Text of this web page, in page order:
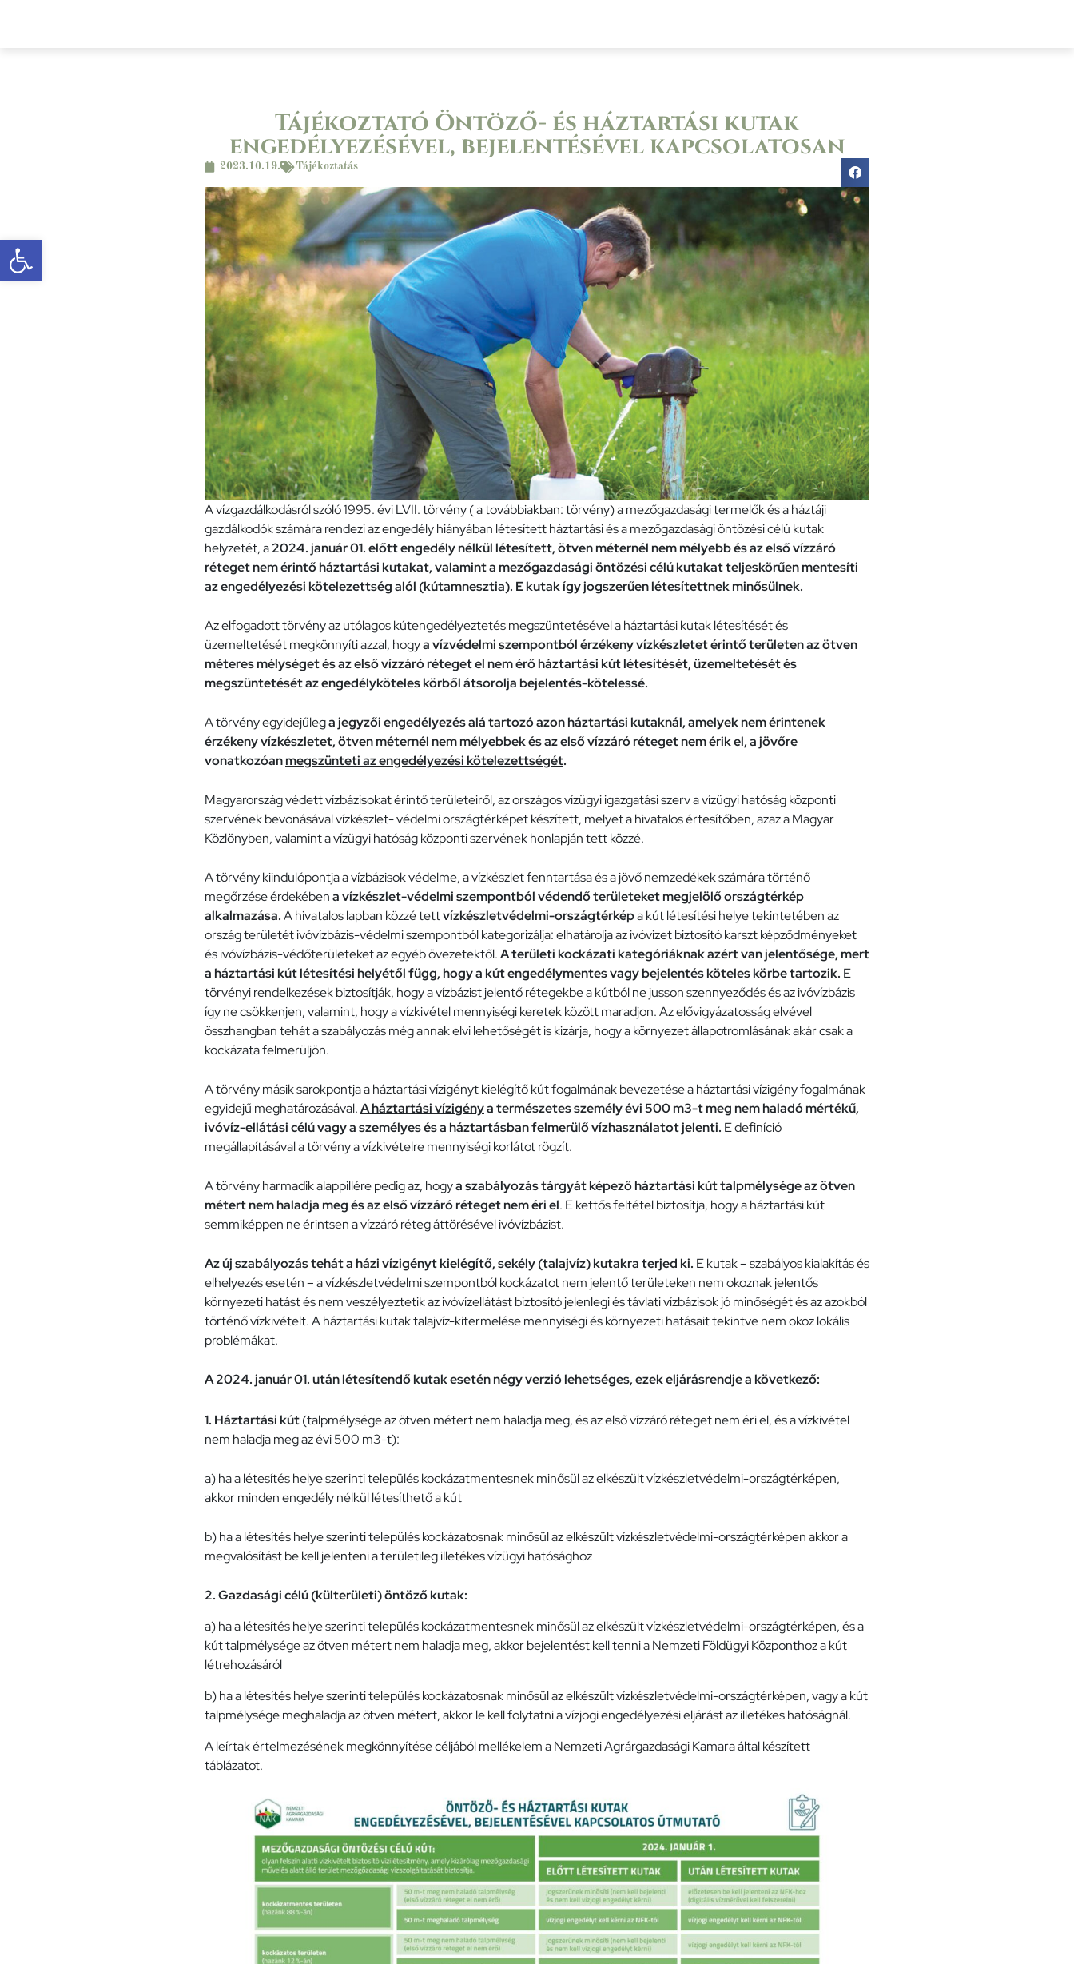
Eszköztár megnyitása
Tájékoztató Öntöző- és háztartási kutak
engedélyezésével, bejelentésével kapcsolatosan
2023.10.19. Tájékoztatás
A vízgazdálkodásról szóló 1995. évi LVII. törvény ( a továbbiakban: törvény) a mezőgazdasági termelők és a háztáji
gazdálkodók számára rendezi az engedély hiányában létesített háztartási és a mezőgazdasági öntözési célú kutak
helyzetét, a2024. január 01. előtt engedély nélkül létesített, ötven méternél nem mélyebb és az első vízzáró
réteget nem érintő háztartási kutakat, valamint a mezőgazdasági öntözési célú kutakat teljeskörűen mentesíti
az engedélyezési kötelezettség alól (kútamnesztia). E kutak ígyjogszerűen létesítettnek minősülnek.
Az elfogadott törvény az utólagos kútengedélyeztetés megszüntetésével a háztartási kutak létesítését és
üzemeltetését megkönnyíti azzal, hogya vízvédelmi szempontból érzékeny vízkészletet érintő területen az ötven
méteres mélységet és az első vízzáró réteget el nem érő háztartási kút létesítését, üzemeltetését és
megszüntetését az engedélyköteles körből átsorolja bejelentés-kötelessé.
A törvény egyidejűlega jegyzői engedélyezés alá tartozó azon háztartási kutaknál, amelyek nem érintenek
érzékeny vízkészletet, ötven méternél nem mélyebbek és az első vízzáró réteget nem érik el, a jövőre
vonatkozóanmegszünteti az engedélyezési kötelezettségét.
Magyarország védett vízbázisokat érintő területeiről, az országos vízügyi igazgatási szerv a vízügyi hatóság központi
szervének bevonásával vízkészlet- védelmi országtérképet készített, melyet a hivatalos értesítőben, azaz a Magyar
Közlönyben, valamint a vízügyi hatóság központi szervének honlapján tett közzé.
A törvény kiindulópontja a vízbázisok védelme, a vízkészlet fenntartása és a jövő nemzedékek számára történő
megőrzése érdekébena vízkészlet-védelmi szempontból védendő területeket megjelölő országtérkép
alkalmazása.A hivatalos lapban közzé tettvízkészletvédelmi-országtérképa kút létesítési helye tekintetében az
ország területét ivóvízbázis-védelmi szempontból kategorizálja: elhatárolja az ivóvizet biztosító karszt képződményeket
és ivóvízbázis-védőterületeket az egyéb övezetektől.A területi kockázati kategóriáknak azért van jelentősége, mert
a háztartási kút létesítési helyétől függ, hogy a kút engedélymentes vagy bejelentés köteles körbe tartozik. E
törvényi rendelkezések biztosítják, hogy a vízbázist jelentő rétegekbe a kútból ne jusson szennyeződés és az ivóvízbázis
így ne csökkenjen, valamint, hogy a vízkivétel mennyiségi keretek között maradjon. Az elővigyázatosság elvével
összhangban tehát a szabályozás még annak elvi lehetőségét is kizárja, hogy a környezet állapotromlásának akár csak a
kockázata felmerüljön.
A törvény másik sarokpontja a háztartási vízigényt kielégítő kút fogalmának bevezetése a háztartási vízigény fogalmának
egyidejű meghatározásával.A háztartási vízigénya természetes személy évi 500 m3-t meg nem haladó mértékű,
ivóvíz-ellátási célú vagy a személyes és a háztartásban felmerülő vízhasználatot jelenti. E definíció
megállapításával a törvény a vízkivételre mennyiségi korlátot rögzít.
A törvény harmadik alappillére pedig az, hogya szabályozás tárgyát képező háztartási kút talpmélysége az ötven
métert nem haladja meg és az első vízzáró réteget nem éri el. E kettős feltétel biztosítja, hogy a háztartási kút
semmiképpen ne érintsen a vízzáró réteg áttörésével ivóvízbázist.
Az új szabályozás tehát a házi vízigényt kielégítő, sekély (talajvíz) kutakra terjed ki. E kutak – szabályos kialakítás és
elhelyezés esetén – a vízkészletvédelmi szempontból kockázatot nem jelentő területeken nem okoznak jelentős
környezeti hatást és nem veszélyeztetik az ivóvízellátást biztosító jelenlegi és távlati vízbázisok jó minőségét és az azokból
történő vízkivételt. A háztartási kutak talajvíz-kitermelése mennyiségi és környezeti hatásait tekintve nem okoz lokális
problémákat.
A 2024. január 01. után létesítendő kutak esetén négy verzió lehetséges, ezek eljárásrendje a következő:
1. Háztartási kút(talpmélysége az ötven métert nem haladja meg, és az első vízzáró réteget nem éri el, és a vízkivétel
nem haladja meg az évi 500 m3-t):
a) ha a létesítés helye szerinti település kockázatmentesnek minősül az elkészült vízkészletvédelmi-országtérképen,
akkor minden engedély nélkül létesíthető a kút
b) ha a létesítés helye szerinti település kockázatosnak minősül az elkészült vízkészletvédelmi-országtérképen akkor a
megvalósítást be kell jelenteni a területileg illetékes vízügyi hatósághoz
2.Gazdasági célú (külterületi) öntöző kutak:
a) ha a létesítés helye szerinti település kockázatmentesnek minősül az elkészült vízkészletvédelmi-országtérképen, és a
kút talpmélysége az ötven métert nem haladja meg, akkor bejelentést kell tenni a Nemzeti Földügyi Központhoz a kút
létrehozásáról
b) ha a létesítés helye szerinti település kockázatosnak minősül az elkészült vízkészletvédelmi-országtérképen, vagy a kút
talpmélysége meghaladja az ötven métert, akkor le kell folytatni a vízjogi engedélyezési eljárást az illetékes hatóságnál.
A leírtak értelmezésének megkönnyítése céljából mellékelem a Nemzeti Agrárgazdasági Kamara által készített
táblázatot.